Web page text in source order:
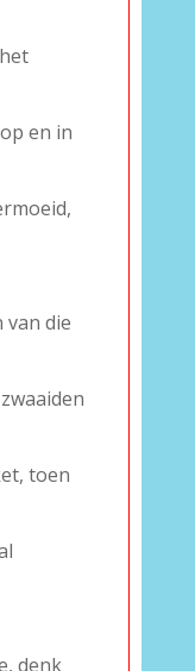
en in
van die
toen
denk